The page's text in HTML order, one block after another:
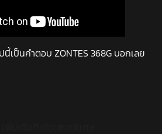
นี้เป็นคำตอบ ZONTES 368G บอกเลย